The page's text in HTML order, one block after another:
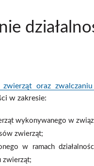
oraz zwalczaniu
w zakresie:
wykonywanego w
zwierząt;
w ramach
zwierząt;